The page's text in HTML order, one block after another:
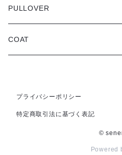
PULLOVER
COAT
プライバシーポリシー
特定商取引法に基づく表記
©
Powered